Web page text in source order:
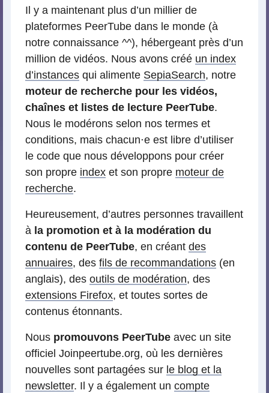
Il y a maintenant plus d’un millier de
plateformes PeerTube dans le monde (à
notre connaissance ^^), hébergeant près d’un
million de vidéos. Nous avons créé un index
d’instances qui alimente SepiaSearch, notre
moteur de recherche pour les vidéos,
chaînes et listes de lecture PeerTube.
Nous le modérons selon nos termes et
conditions, mais chacun⋅e est libre d’utiliser
le code que nous développons pour créer
son propre index et son propre moteur de
recherche.
Heureusement, d’autres personnes travaillent
à la promotion et à la modération du
contenu de PeerTube, en créant des
annuaires, des fils de recommandations (en
anglais), des outils de modération, des
extensions Firefox, et toutes sortes de
contenus étonnants.
Nous promouvons PeerTube avec un site
officiel Joinpeertube.org, où les dernières
nouvelles sont partagées sur le blog et la
newsletter. Il y a également un compte